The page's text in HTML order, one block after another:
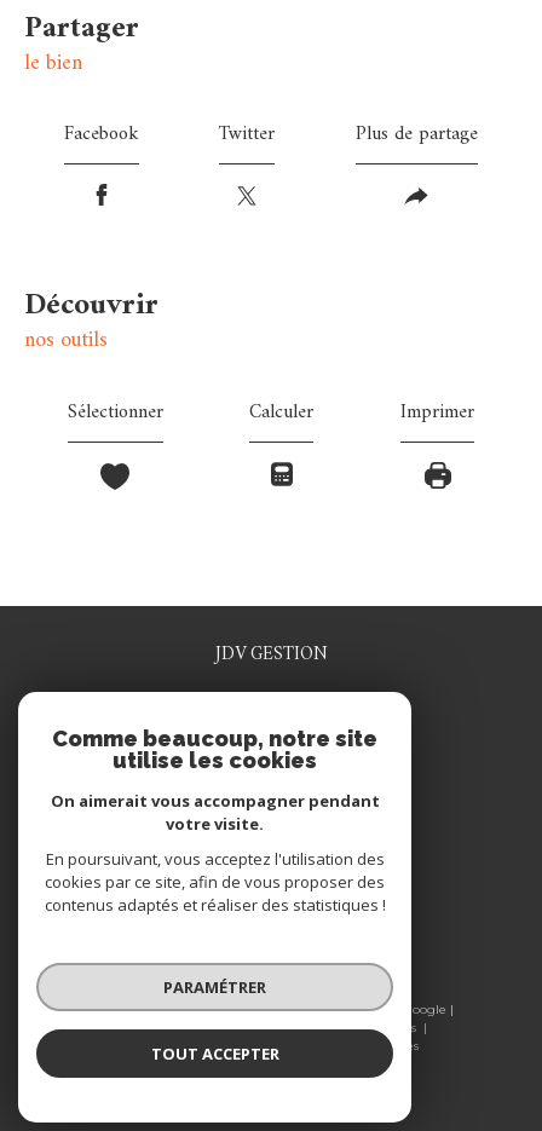
partager
le bien
Facebook Twitter Plus de partage
découvrir
nos outils
Sélectionner Calculer Imprimer
JDV GESTION
jdv.gestion@wanadoo.fr
1 rue rené grosdidier
NOUS SUIVRE SUR
© 2026 | Tous droits réservés | Traduction powered by Google |
Plan du site
Nos honoraires
Mentions légales
Admin
Nos liens Politique RGPD Cookies
Comme beaucoup, notre site
utilise les cookies
On aimerait vous accompagner pendant
votre visite.
En poursuivant, vous acceptez l'utilisation des
cookies par ce site, afin de vous proposer des
contenus adaptés et réaliser des statistiques !
PARAMÉTRER
TOUT ACCEPTER